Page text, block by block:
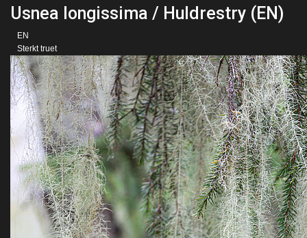
Usnea longissima / Huldrestry (EN)
EN
Sterkt truet